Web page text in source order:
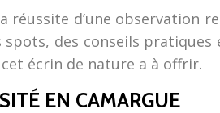
d’une observation
des conseils
écrin de nature a à offrir.
EN CAMARGUE